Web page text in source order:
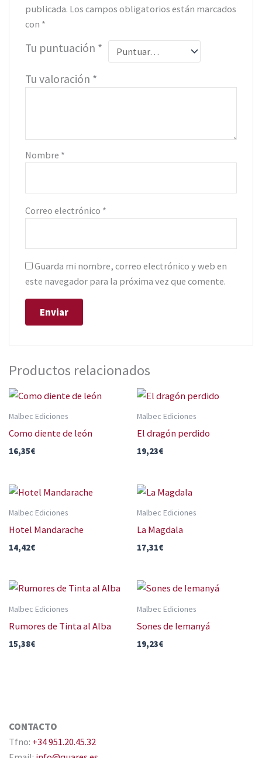
publicada. Los campos obligatorios están marcados
con *
Tu puntuación *
Tu valoración *
Nombre *
Correo electrónico *
Guarda mi nombre, correo electrónico y web en
este navegador para la próxima vez que comente.
Productos relacionados
Malbec Ediciones
Como diente de león
16,35€
Malbec Ediciones
El dragón perdido
19,23€
Malbec Ediciones
Hotel Mandarache
14,42€
Malbec Ediciones
La Magdala
17,31€
Malbec Ediciones
Rumores de Tinta al Alba
15,38€
Malbec Ediciones
Sones de Iemanyá
19,23€
CONTACTO
Tfno: +34 951.20.45.32